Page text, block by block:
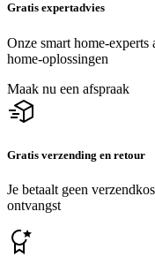
Gratis expertadvies
Onze smart home-
home-oplossingen
Maak nu een afspraak
Gratis verzending en retour
Je betaalt geen
ontvangst